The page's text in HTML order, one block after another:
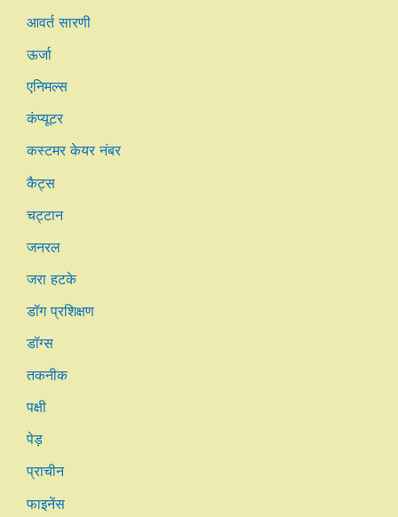
आवर्त सारणी
ऊर्जा
एनिमल्स
कंप्यूटर
कस्टमर केयर नंबर
कैट्स
चट्टान
जनरल
जरा हटके
डॉग प्रशिक्षण
डॉग्स
तकनीक
पक्षी
पेड़
प्राचीन
फाइनेंस